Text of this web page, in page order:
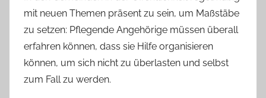
mit neuen Themen präsent zu sein, um Maßstäbe
zu setzen: Pflegende Angehörige müssen überall
erfahren können, dass sie Hilfe organisieren
können, um sich nicht zu überlasten und selbst
zum Fall zu werden.